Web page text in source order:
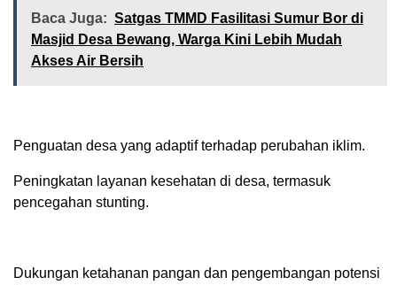
Baca Juga: Satgas TMMD Fasilitasi Sumur Bor di
Masjid Desa Bewang, Warga Kini Lebih Mudah
Akses Air Bersih
Penguatan desa yang adaptif terhadap perubahan iklim.
Peningkatan layanan kesehatan di desa, termasuk
pencegahan stunting.
Dukungan ketahanan pangan dan pengembangan potensi